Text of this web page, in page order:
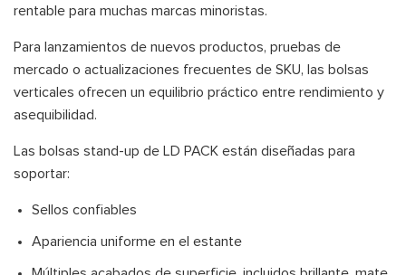
rentable para muchas marcas minoristas.
Para lanzamientos de nuevos productos, pruebas de
mercado o actualizaciones frecuentes de SKU, las bolsas
verticales ofrecen un equilibrio práctico entre rendimiento y
asequibilidad.
Las bolsas stand-up de LD PACK están diseñadas para
soportar:
Sellos confiables
Apariencia uniforme en el estante